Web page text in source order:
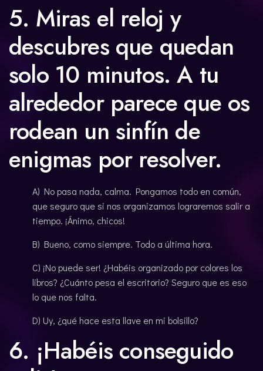
5. Miras el reloj y
descubres que quedan
solo 10 minutos. A tu
alrededor parece que os
rodean un sinfín de
enigmas por resolver.
A) No pasa nada, calma. Pongamos todo en común,
que seguro que si nos organizamos lograremos salir a
tiempo. ¡Ánimo, chicos!
B) Bueno, como siempre. Todo a última hora.
C) ¡No puede ser! ¿Habéis organizado por colores los
libros? ¿Cuánto pesa el escritorio? Seguro que es eso
lo que nos falta.
D) Uy, ¿qué hace esta llave en mi bolsillo?
6. ¡Habéis conseguido